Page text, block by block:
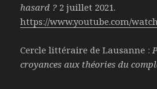
hasard ? 2 juillet 2021.
https://www.youtube.com/
Cercle littéraire de Lausanne :
croyances aux théories du